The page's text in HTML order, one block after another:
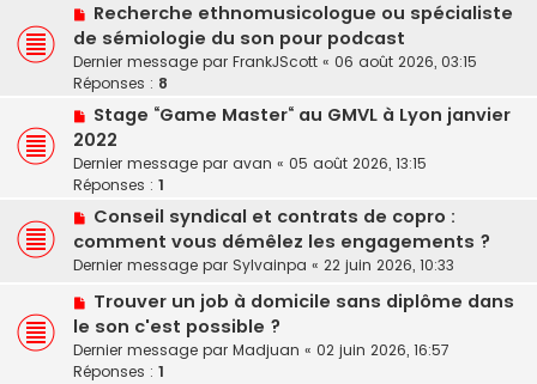
Recherche ethnomusicologue ou spécialiste
de sémiologie du son pour podcast
Dernier message par FrankJScott « 06 août 2026, 03:15
Réponses : 8
Stage “Game Master“ au GMVL à Lyon janvier
2022
Dernier message par avan « 05 août 2026, 13:15
Réponses : 1
Conseil syndical et contrats de copro :
comment vous démêlez les engagements ?
Dernier message par Sylvainpa « 22 juin 2026, 10:33
Trouver un job à domicile sans diplôme dans
le son c'est possible ?
Dernier message par Madjuan « 02 juin 2026, 16:57
Réponses : 1